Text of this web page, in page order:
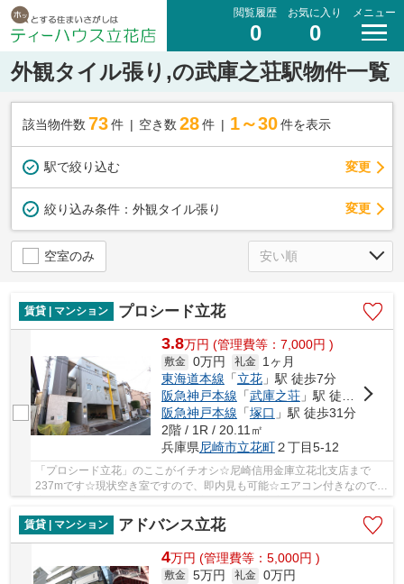
閲覧履歴
0
お気に入り
0
メニュー
外観タイル張り,の武庫之荘駅物件一覧
該当物件数 73件 空き数 28 件 1～30 件を表示
駅で絞り込む 変更
絞り込み条件： 外観タイル張り 変更
空室のみ
賃貸 | マンション プロシード立花
3.8万円 (管理費等：7,000円 )
敷金 0万円 礼金
1ヶ月
東海道本線 「立花」駅 徒歩7分
阪急神戸本線 「武庫之荘」駅 徒歩21分
阪急神戸本線 「塚口 」駅 徒歩31分
2階 / 1R / 20.11㎡
兵庫県尼崎市立花町２丁目5-12
「プロシード立花」のここがイチオシ☆尼崎信用金庫立花北支店まで
237mです☆現状空き室ですので、即内見も可能☆エアコン付きなので、
賃貸 | マンション
アドバンス立花
4万円 (管理費等：5,000円 )
敷金 5万円 礼金 0万円